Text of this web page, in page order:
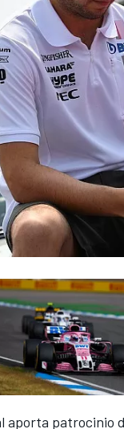
patrocinio